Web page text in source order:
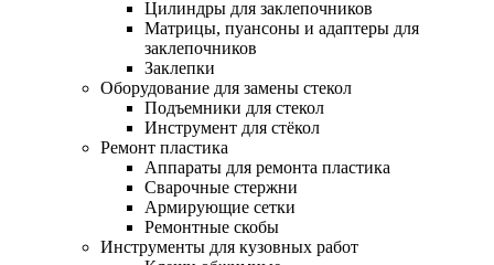
Цилиндры для заклепочников
Матрицы, пуансоны и адаптеры для
заклепочников
Заклепки
Оборудование для замены стекол
Подъемники для стекол
Инструмент для стёкол
Ремонт пластика
Аппараты для ремонта пластика
Сварочные стержни
Армирующие сетки
Ремонтные скобы
Инструменты для кузовных работ